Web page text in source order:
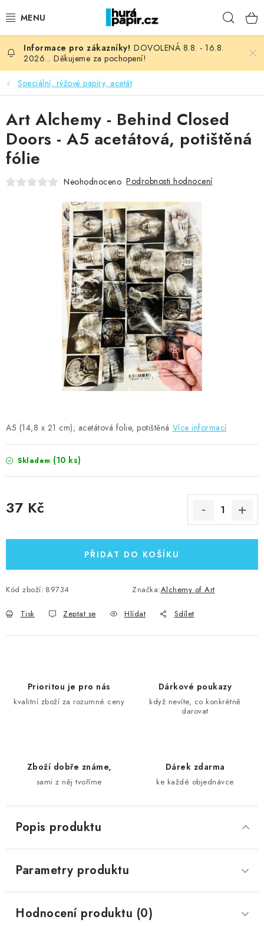
na
NOVINKY
HURÁ DÍLNA
VŠECHNO ZBOŽÍ
KNIHAŘSKÝ MATERIÁL
FOTORECENZE
MOJE OBJEDNÁVKA
Kontakty Moje objednávka
Oblíbené ♥️
Hodnocení obchodu
Obchodní podmínky
Podmínky ochrany osobních údajů
Ověřování recenzí
DOVOLENÁ 8.8. - 16.8.
2026... Děkujeme za pochopení!
Speciální, rýžové papíry, acetát
A5 (14,8 x 21 cm); acetátová folie, potištěná Více informací
Skladem (10 ks)
37 Kč
PŘIDAT DO KOŠÍKU
Kód zboží: 89734 Značka:Alchemy of Art
Tisk Zeptat se Hlídat Sdílet
Art Alchemy - Behind Closed
Doors - A5 acetátová, potištěná
fólie
Neohodnoceno Podrobnosti hodnocení
Prioritou je pro nás
kvalitní zboží za rozumné ceny
Dárkové poukazy
když nevíte, co konkrétně
darovat
Zboží dobře známe,
sami z něj tvoříme
Dárek zdarma
ke každé objednávce
Popis produktu
Parametry produktu
Hodnocení produktu (0)